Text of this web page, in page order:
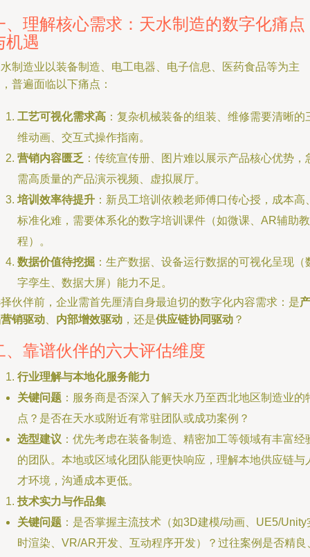
、理解核心需求：天水制造的数字化痛点
机遇
制造业以装备制造、电工电器、电子信息、医药食品等为主
普遍面临以下痛点：
工艺可视化需求高 ：复杂机械装备的组装、维修需要清晰的
维动画、交互式操作指南。
营销内容匮乏 ：传统宣传册、图片难以展示产品核心优势，
需高质量的产品演示视频、虚拟展厅。
培训效率待提升 ：新员工培训依赖老师傅口传心授，成本高
标准化难，需要体系化的数字培训课件（如微课、AR辅助教
程）。
数据价值待挖掘 ：生产数据、设备运行数据的可视化呈现（
字孪生、数据大屏）能力不足。
伙伴前，企业需首先厘清自身最迫切的数字化内容需求：是产
销驱动
内部增效驱动 ，还是供应链协同驱动 ？
、靠谱伙伴的六大评估维度
行业理解与本地化服务能力
关键问题 ：服务商是否深入了解天水乃至西北地区制造业的
点？是否在天水或附近有常驻团队或成功案例？
选型建议 ：优先考虑在装备制造、精密加工等领域有丰富经
的团队。本地或区域化团队能更快响应，理解本地供应链与
才环境，沟通成本更低。
技术实力与作品集
关键问题 ：是否掌握主流技术（如3D建模/动画、UE5/Unity
时渲染、VR/AR开发、互动程序开发）？过往案例是否精良